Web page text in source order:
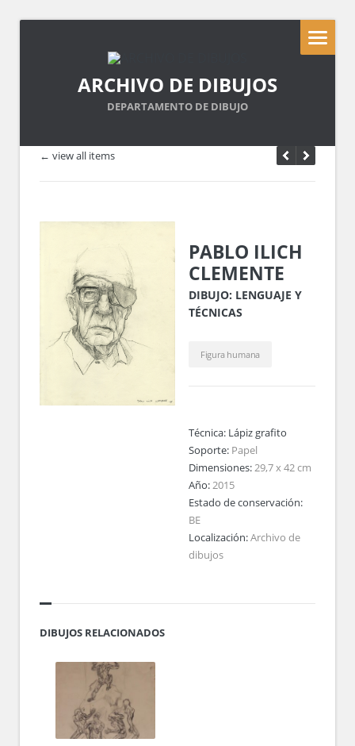
ARCHIVO DE DIBUJOS
DEPARTAMENTO DE DIBUJO
← view all items
PABLO ILICH
CLEMENTE
DIBUJO: LENGUAJE Y
TÉCNICAS
Figura humana
Técnica: Lápiz grafito
Soporte: Papel
Dimensiones:29,7 x 42 cm
Año:2015
Estado de conservación:
BE
Localización:Archivo de
dibujos
DIBUJOS RELACIONADOS